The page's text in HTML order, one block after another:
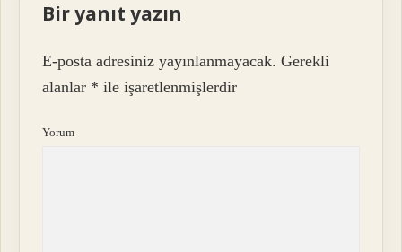
Bir yanıt yazın
E-posta adresiniz yayınlanmayacak. Gerekli
alanlar * ile işaretlenmişlerdir
Yorum